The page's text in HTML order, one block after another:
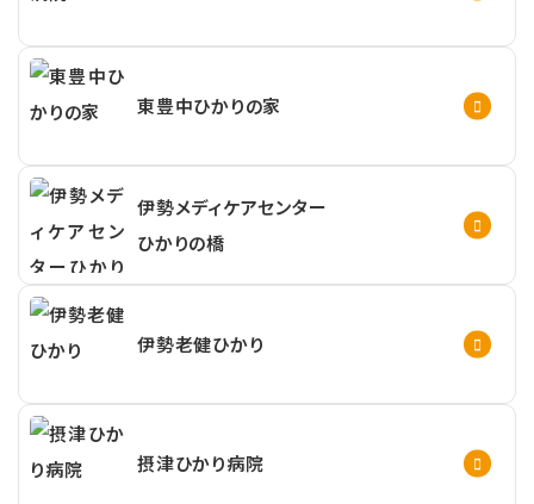
東豊中ひかりの家
伊勢メディケアセンター
ひかりの橋
伊勢老健ひかり
摂津ひかり病院